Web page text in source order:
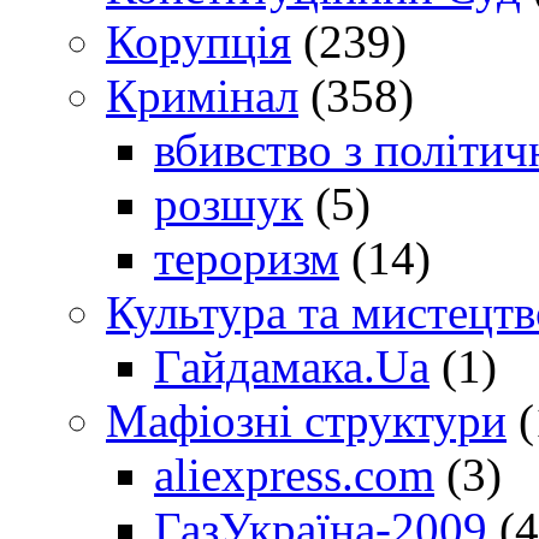
Корупція (239)
Кримінал (358)
вбивство з
розшук (5)
тероризм (14)
Культура та
Гайдамака.Ua (1)
Мафіозні структури
aliexpress.com (3)
ГазУкраїна-2009